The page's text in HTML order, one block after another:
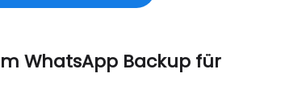
WhatsApp Backup für